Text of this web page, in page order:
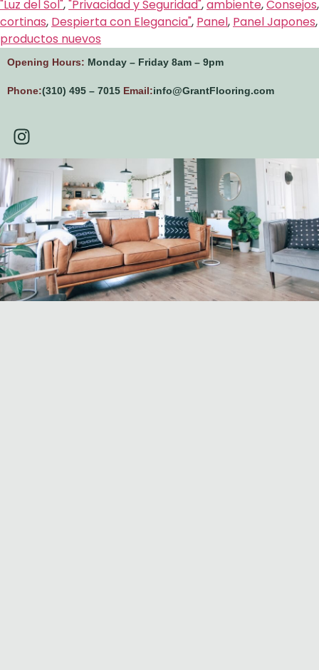
"Luz del Sol","Privacidad y Seguridad",ambiente,Consejos,
cortinas, Despierta con Elegancia", Panel, Panel Japones,
productos nuevos
Opening Hours: Monday – Friday 8am – 9pm
Phone:(310) 495 – 7015 Email:info@GrantFlooring.com